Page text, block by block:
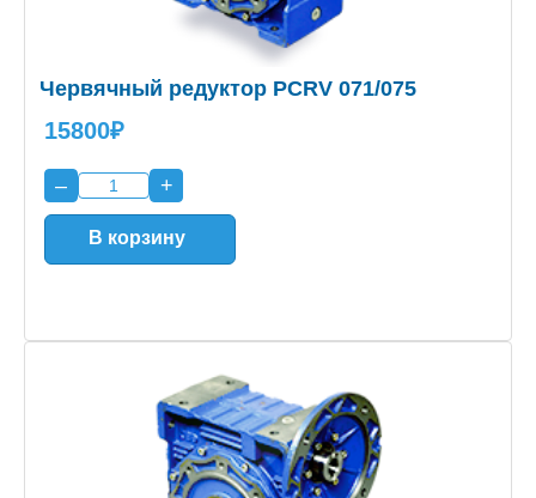
Червячный редуктор PCRV 071/075
15800₽
– +
В корзину